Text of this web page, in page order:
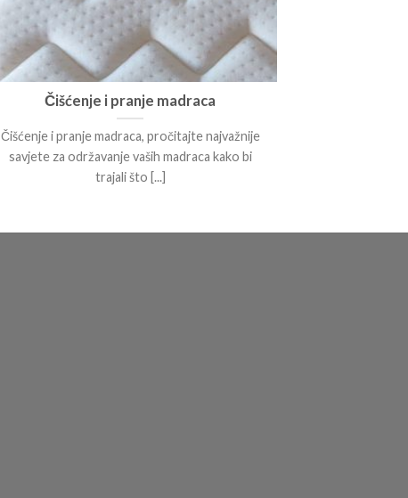
Čišćenje i pranje madraca
Čišćenje i pranje madraca, pročitajte najvažnije
savjete za održavanje vaših madraca kako bi
trajali što [...]